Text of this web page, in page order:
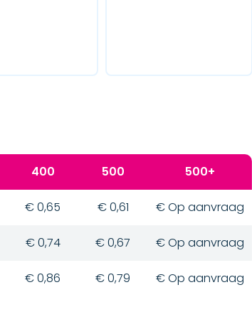
400 500 500+
€ 0,65 € 0,61 € Op aanvraag
€ 0,74 € 0,67 € Op aanvraag
€ 0,86 € 0,79 € Op aanvraag